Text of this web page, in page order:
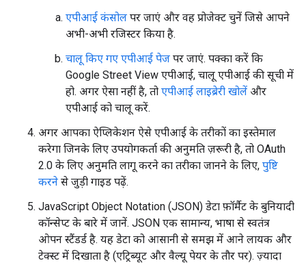
एपीआई कंसोल पर जाएं और वह प्रोजेक्ट चुनें जिसे आपने
अभी-अभी रजिस्टर किया है.
चालू किए गए एपीआई पेज पर जाएं. पक्का करें कि
Google Street View एपीआई, चालू एपीआई की सूची में
हो. अगर ऐसा नहीं है, तो एपीआई लाइब्रेरी खोलें और
एपीआई को चालू करें.
अगर आपका ऐप्लिकेशन ऐसे एपीआई के तरीकों का इस्तेमाल
करेगा जिनके लिए उपयोगकर्ता की अनुमति ज़रूरी है, तो OAuth
2.0 के लिए अनुमति लागू करने का तरीका जानने के लिए, पुष्टि
करने से जुड़ी गाइड पढ़ें.
JavaScript Object Notation (JSON) डेटा फ़ॉर्मैट के बुनियादी
कॉन्सेप्ट के बारे में जानें. JSON एक सामान्य, भाषा से स्वतंत्र
ओपन स्टैंडर्ड है. यह डेटा को आसानी से समझ में आने लायक और
टेक्स्ट में दिखाता है (एट्रिब्यूट और वैल्यू पेयर के तौर पर). ज़्यादा